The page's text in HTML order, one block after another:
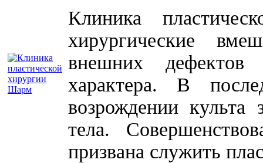
Клиника
хирургические
внешних дефектов
характера. В
возрождении культа
тела.
призвана служить